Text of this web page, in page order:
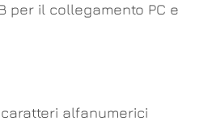
per il collegamento PC e
caratteri alfanumerici